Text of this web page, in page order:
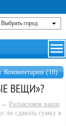
Комментарии (10)
ВЕЩИ»?
→ Разъясняем ваши
ли сдавать сумку в